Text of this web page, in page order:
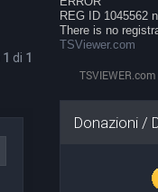
1 di 1
REG ID 1045562
There is no
TSViewer.com
Donazioni /